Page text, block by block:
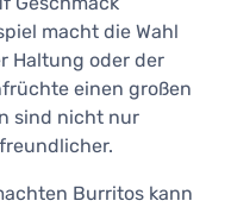
macht die Wahl
Haltung oder der
einen großen
sind nicht nur
Burritos kann